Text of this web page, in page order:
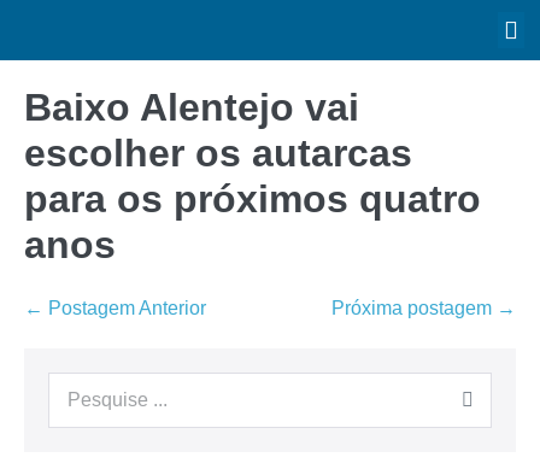
Baixo Alentejo vai
escolher os autarcas
para os próximos quatro
anos
← Postagem Anterior Próxima postagem →